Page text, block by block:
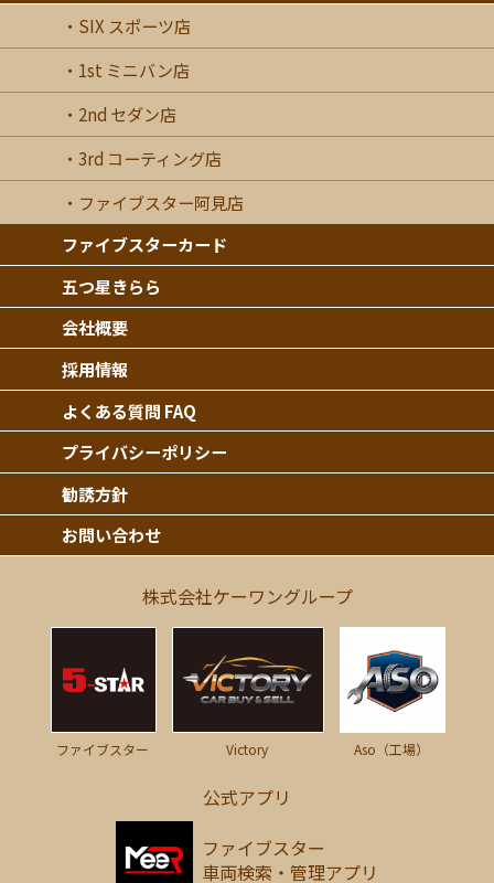
SIX スポーツ店
1st ミニバン店
2nd セダン店
3rd コーティング店
ファイブスター阿見店
ファイブスターカード
五つ星きらら
会社概要
採用情報
よくある質問 FAQ
プライバシーポリシー
勧誘方針
お問い合わせ
株式会社ケーワングループ
ファイブスター Victory Aso（工場）
公式アプリ
ファイブスター
車両検索・管理アプリ